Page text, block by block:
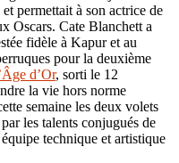
permettait à son actrice de
Oscars. Cate Blanchett a
fidèle à Kapur et au
pour la deuxième
d’Or, sorti le 12
la vie hors norme
semaine les deux volets
les talents conjugués de
technique et artistique